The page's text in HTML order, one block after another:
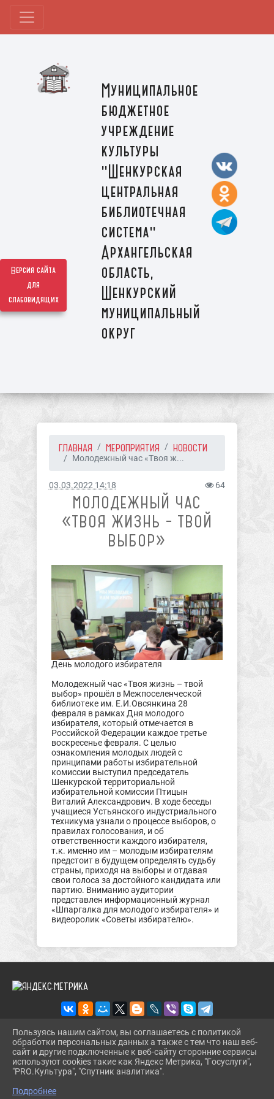
Версия сайта
для
слабовидящих
Муниципальное
бюджетное
учреждение
культуры
"Шенкурская
центральная
библиотечная
система"
Архангельская
область,
Шенкурский
муниципальный
округ
ГЛАВНАЯ МЕРОПРИЯТИЯ НОВОСТИ
Молодежный час «Твоя ж...
03.03.2022 14:18 64
МОЛОДЕЖНЫЙ ЧАС
«ТВОЯ ЖИЗНЬ – ТВОЙ
ВЫБОР»
День молодого избирателя
Молодежный час «Твоя жизнь – твой
выбор» прошёл в Межпоселенческой
библиотеке им. Е.И.Овсянкина 28
февраля в рамках Дня молодого
избирателя, который отмечается в
Российской Федерации каждое третье
воскресенье февраля. С целью
ознакомления молодых людей с
принципами работы избирательной
комиссии выступил председатель
Шенкурской территориальной
избирательной комиссии Птицын
Виталий Александрович. В ходе беседы
учащиеся Устьянского индустриального
техникума узнали о процессе выборов, о
правилах голосования, и об
ответственности каждого избирателя,
т.к. именно им – молодым избирателям
предстоит в будущем определять судьбу
страны, приходя на выборы и отдавая
свои голоса за достойного кандидата или
партию. Вниманию аудитории
представлен информационный журнал
«Шпаргалка для молодого избирателя» и
видеоролик «Советы избирателю».
2026 Г. SHENBIBL.RU
ВХОД
КАРТА САЙТА
Пользуясь нашим сайтом, вы соглашаетесь с политикой
обработки персональных данных а также с тем что наш веб-
сайт и другие подключенные к веб-сайту сторонние сервисы
используют cookies такие как Яндекс Метрика, "Госуслуги",
"PRO.Культура", "Спутник аналитика".
Подробнее